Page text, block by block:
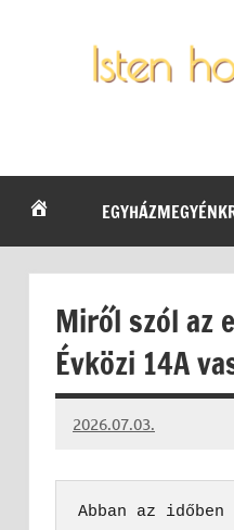
hírei,
programjai
Miről szól az
Évközi 14A
2026.07.03.
Leiszt
Abban az